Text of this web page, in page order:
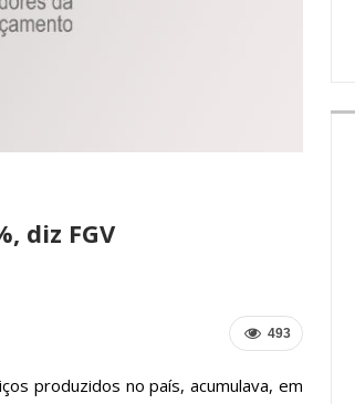
diz FGV
493
produzidos no país, acumulava, em